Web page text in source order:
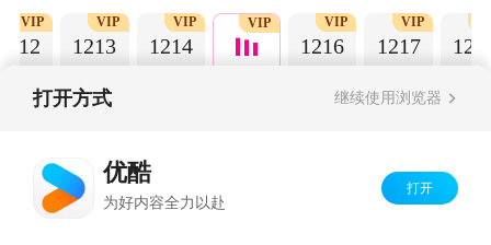
为“江户川柯南”，并寄住在毛利兰的家中。作为
侦探，柯南实在看不下去毛利小五郎经常做的一
些“发育不良”的错误推理，便帮助毛利小五郎破
VIP
1213
VIP
1214
VIP VIP
1216
VIP
1217
VIP
打开方式 继续使用浏览器
优酷
为好内容全力以赴
打开